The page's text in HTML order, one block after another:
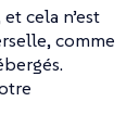
cela n’est
comme